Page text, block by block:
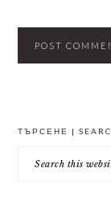
ТЪРСЕНЕ |
this